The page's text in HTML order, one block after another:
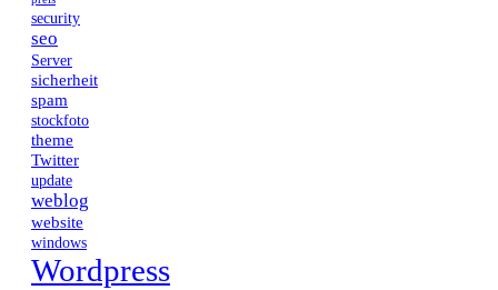
security
seo
Server
sicherheit
spam
stockfoto
theme
Twitter
update
weblog
website
windows
Wordpress